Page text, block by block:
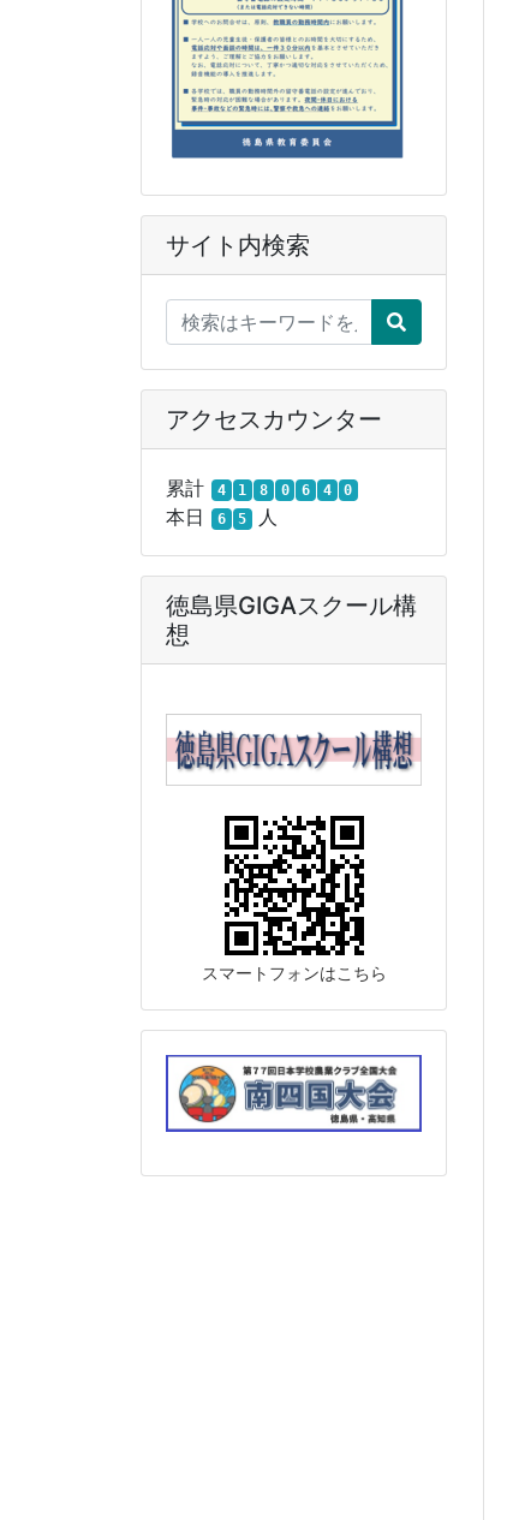
サイト内検索
アクセスカウンター
累計 4 1 8 0 6 4 0
本日 6 5 人
徳島県GIGAスクール構
想
スマートフォンはこちら